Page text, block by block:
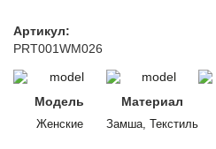
Артикул:
PRT001WM026
Модель
Женские
Материал
Замша, Текстиль